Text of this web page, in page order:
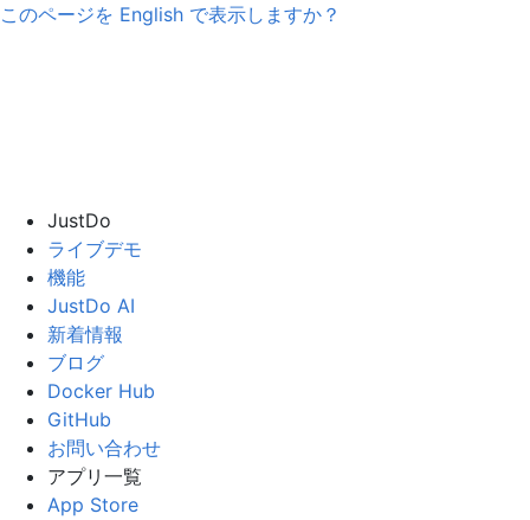
このページを English で表示しますか？
JustDo
ライブデモ
機能
JustDo AI
新着情報
ブログ
Docker Hub
GitHub
お問い合わせ
アプリ一覧
App Store